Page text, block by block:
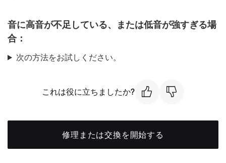
音に高音が不足している、または低音が強すぎる場
合：
次の方法をお試しください。
これは役に立ちましたか?
修理または交換を開始する